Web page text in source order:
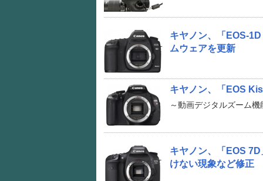
キヤノン、「EOS-
ムウェアを更新
キヤノン、「EOS
～動画デジタルズーム
キヤノン、「EOS
けない現象など修正